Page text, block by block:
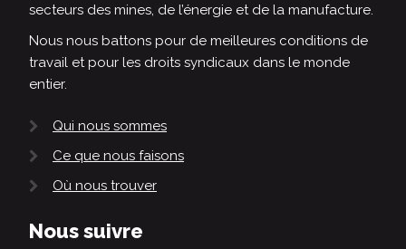
secteurs des mines, de l’énergie et de la manufacture.
Nous nous battons pour de meilleures conditions de
travail et pour les droits syndicaux dans le monde
entier.
Qui nous sommes
Ce que nous faisons
Où nous trouver
Nous suivre